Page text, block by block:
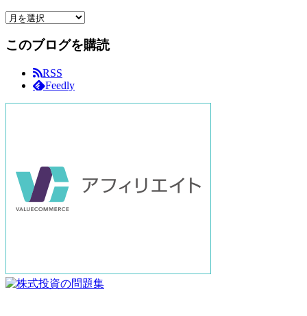
ア
カ
このブログを購読
RSS
Feedly